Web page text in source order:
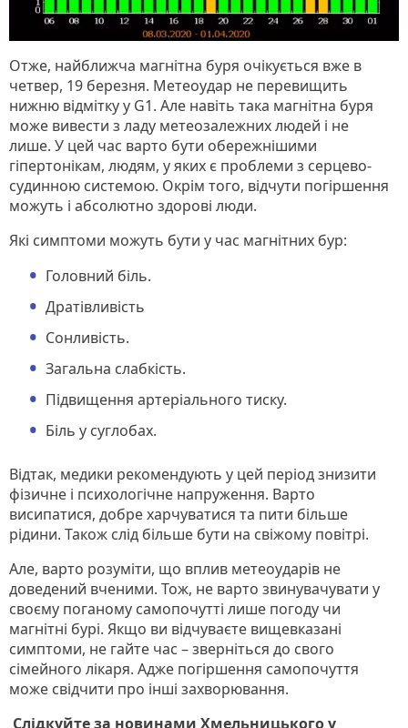
Отже, найближча магнітна буря очікується вже в
четвер, 19 березня. Метеоудар не перевищить
нижню відмітку у G1. Але навіть така магнітна буря
може вивести з ладу метеозалежних людей і не
лише. У цей час варто бути обережнішими
гіпертонікам, людям, у яких є проблеми з серцево-
судинною системою. Окрім того, відчути погіршення
можуть і абсолютно здорові люди.
Які симптоми можуть бути у час магнітних бур:
Головний біль.
Дратівливість
Сонливість.
Загальна слабкість.
Підвищення артеріального тиску.
Біль у суглобах.
Відтак, медики рекомендують у цей період знизити
фізичне і психологічне напруження. Варто
висипатися, добре харчуватися та пити більше
рідини. Також слід більше бути на свіжому повітрі.
Але, варто розуміти, що вплив метеоударів не
доведений вченими. Тож, не варто звинувачувати у
своєму поганому самопочутті лише погоду чи
магнітні бурі. Якщо ви відчуваєте вищевказані
симптоми, не гайте час – зверніться до свого
сімейного лікаря. Адже погіршення самопочуття
може свідчити про інші захворювання.
Слідкуйте за новинами Хмельницького у